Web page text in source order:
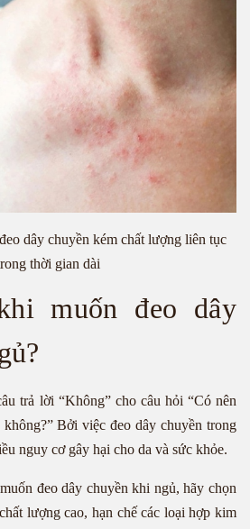
dây chuyền kém chất lượng liên tục
thời gian dài
muốn đeo dây
trả lời “Không” cho câu hỏi “Có nên
Bởi việc đeo dây chuyền trong
nguy cơ gây hại cho da và sức khỏe.
đeo dây chuyền khi ngủ, hãy chọn
lượng cao, hạn chế các loại hợp kim